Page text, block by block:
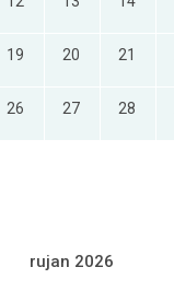
19 20 21
26 27 28
rujan 2026